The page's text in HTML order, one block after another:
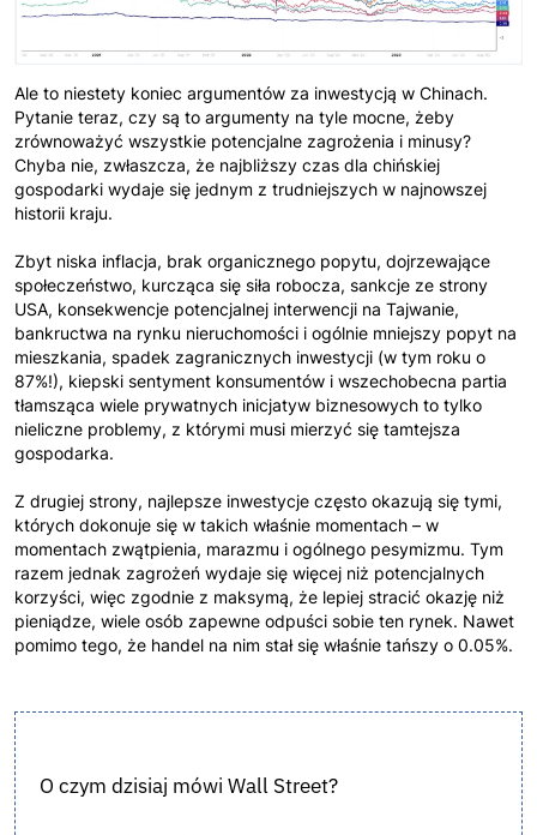
Ale to niestety koniec argumentów za inwestycją w Chinach.
Pytanie teraz, czy są to argumenty na tyle mocne, żeby
zrównoważyć wszystkie potencjalne zagrożenia i minusy?
Chyba nie, zwłaszcza, że najbliższy czas dla chińskiej
gospodarki wydaje się jednym z trudniejszych w najnowszej
historii kraju.
Zbyt niska inflacja, brak organicznego popytu, dojrzewające
społeczeństwo, kurcząca się siła robocza, sankcje ze strony
USA, konsekwencje potencjalnej interwencji na Tajwanie,
bankructwa na rynku nieruchomości i ogólnie mniejszy popyt na
mieszkania, spadek zagranicznych inwestycji (w tym roku o
87%!), kiepski sentyment konsumentów i wszechobecna partia
tłamsząca wiele prywatnych inicjatyw biznesowych to tylko
nieliczne problemy, z którymi musi mierzyć się tamtejsza
gospodarka.
Z drugiej strony, najlepsze inwestycje często okazują się tymi,
których dokonuje się w takich właśnie momentach – w
momentach zwątpienia, marazmu i ogólnego pesymizmu. Tym
razem jednak zagrożeń wydaje się więcej niż potencjalnych
korzyści, więc zgodnie z maksymą, że lepiej stracić okazję niż
pieniądze, wiele osób zapewne odpuści sobie ten rynek. Nawet
pomimo tego, że handel na nim stał się właśnie tańszy o 0.05%.
O czym dzisiaj mówi Wall Street?